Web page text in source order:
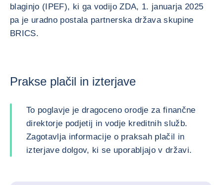
blaginjo (IPEF), ki ga vodijo ZDA, 1. januarja 2025
pa je uradno postala partnerska država skupine
BRICS.
Prakse plačil in izterjave
To poglavje je dragoceno orodje za finančne
direktorje podjetij in vodje kreditnih služb.
Zagotavlja informacije o praksah plačil in
izterjave dolgov, ki se uporabljajo v državi.